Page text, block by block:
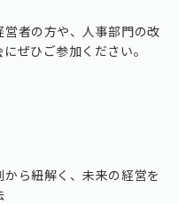
者の方や、人事部門の改
ぜひご参加ください。
ら紐解く、未来の経営を